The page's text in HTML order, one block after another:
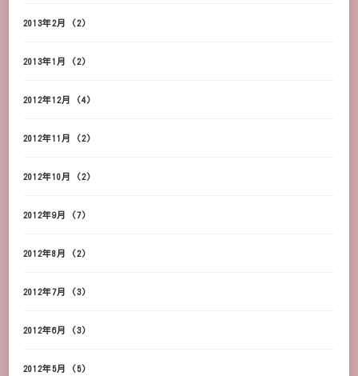
2013年2月 (2)
2013年1月 (2)
2012年12月 (4)
2012年11月 (2)
2012年10月 (2)
2012年9月 (7)
2012年8月 (2)
2012年7月 (3)
2012年6月 (3)
2012年5月 (5)